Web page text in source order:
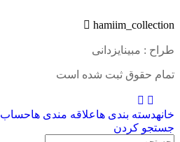
hamiim_collection
طراح : مبینایزدانی
تمام حقوق ثبت شده است
خانهدسته بندی هاعلاقه مندی هاحساب
جستجو کردن